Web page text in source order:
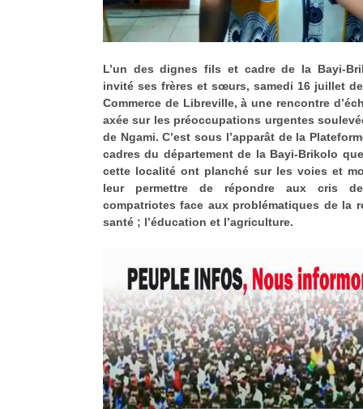
L’un des dignes fils et cadre de la Bayi-
invité ses frères et sœurs, samedi 16 juillet
Commerce de Libreville, à une rencontre
axée sur les préoccupations urgentes
de Ngami. C’est sous l’apparât de la
cadres du département de la Bayi-Brikolo
cette localité ont planché sur les voies et
leur permettre de répondre aux cris
compatriotes face aux problématiques de la
santé ; l’éducation et l’agriculture.